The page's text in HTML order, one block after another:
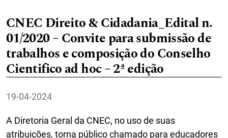
CNEC Direito & Cidadania_Edital n.
01/2020 – Convite para submissão de
trabalhos e composição do Conselho
Cientifico ad hoc – 2ª edição
19-04-2024
A Diretoria Geral da CNEC, no uso de suas
atribuições, torna público chamado para educadores